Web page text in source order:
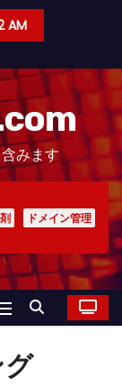
AM
みます
ドメイン管理